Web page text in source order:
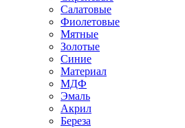
Салатовые
Фиолетовые
Мятные
Золотые
Синие
Материал
МДФ
Эмаль
Акрил
Береза